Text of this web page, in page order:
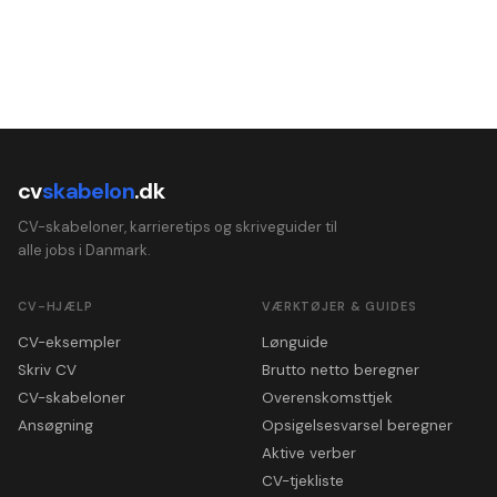
cvskabelon.dk
CV-skabeloner, karrieretips og skriveguider til
alle jobs i Danmark.
CV-HJÆLP
CV-eksempler
Skriv CV
CV-skabeloner
Ansøgning
VÆRKTØJER & GUIDES
Lønguide
Brutto netto beregner
Overenskomsttjek
Opsigelsesvarsel beregner
Aktive verber
CV-tjekliste